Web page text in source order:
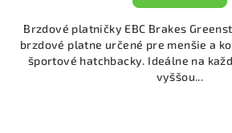
Brzdové platničky EBC Brakes
brzdové platne určené pre menšie a
športové hatchbacky. Ideálne na
vyššou...